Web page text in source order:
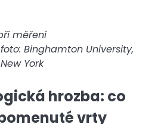
měření
Binghamton University,
York
hrozba: co
vrty